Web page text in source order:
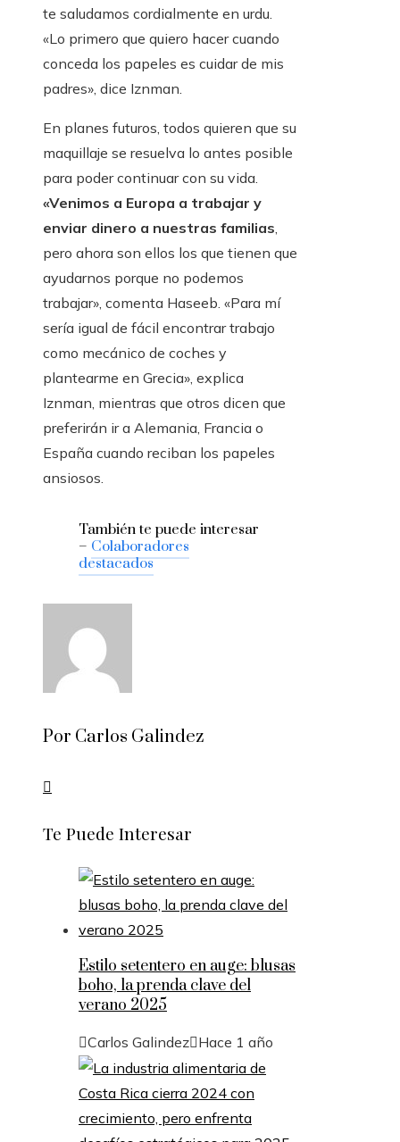
te saludamos cordialmente en urdu.
«Lo primero que quiero hacer cuando
conceda los papeles es cuidar de mis
padres», dice Iznman.
En planes futuros, todos quieren que su
maquillaje se resuelva lo antes posible
para poder continuar con su vida.
«Venimos a Europa a trabajar y
enviar dinero a nuestras familias,
pero ahora son ellos los que tienen que
ayudarnos porque no podemos
trabajar», comenta Haseeb. «Para mí
sería igual de fácil encontrar trabajo
como mecánico de coches y
plantearme en Grecia», explica
Iznman, mientras que otros dicen que
preferirán ir a Alemania, Francia o
España cuando reciban los papeles
ansiosos.
También te puede interesar
– Colaboradores
destacados
Por Carlos Galindez
Te Puede Interesar
Estilo setentero en auge: blusas
boho, la prenda clave del
verano 2025
Carlos Galindez Hace 1 año